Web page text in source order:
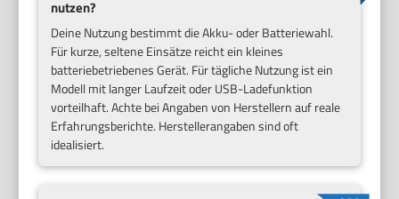
nutzen?
Deine Nutzung bestimmt die Akku- oder Batteriewahl.
Für kurze, seltene Einsätze reicht ein kleines
batteriebetriebenes Gerät. Für tägliche Nutzung ist ein
Modell mit langer Laufzeit oder USB-Ladefunktion
vorteilhaft. Achte bei Angaben von Herstellern auf reale
Erfahrungsberichte. Herstellerangaben sind oft
idealisiert.